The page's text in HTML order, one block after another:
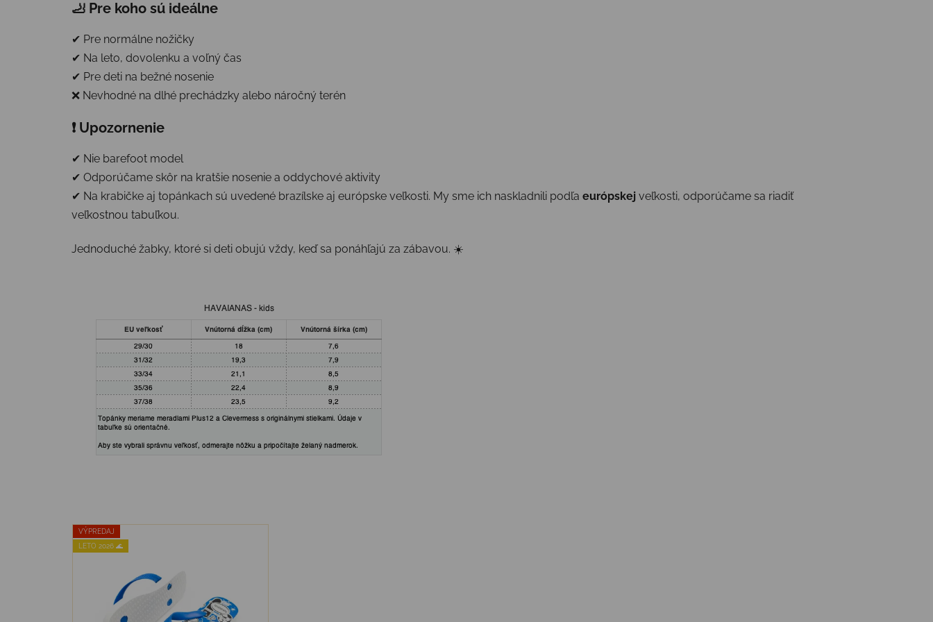
🦶 Pre koho sú ideálne
✔ Pre normálne nožičky
✔ Na leto, dovolenku a voľný čas
✔ Pre deti na bežné nosenie
❌ Nevhodné na dlhé prechádzky alebo náročný terén
❗ Upozornenie
✔ Nie barefoot model
✔ Odporúčame skôr na kratšie nosenie a oddychové aktivity
✔ Na krabičke aj topánkach sú uvedené brazílske aj európske veľkosti. My sme ich naskladnili podľa európskej veľkosti, odporúčame sa riadiť
veľkostnou tabuľkou.
Jednoduché žabky, ktoré si deti obujú vždy, keď sa ponáhľajú za zábavou. ☀️
VÝPREDAJ
LETO 2026 🌊